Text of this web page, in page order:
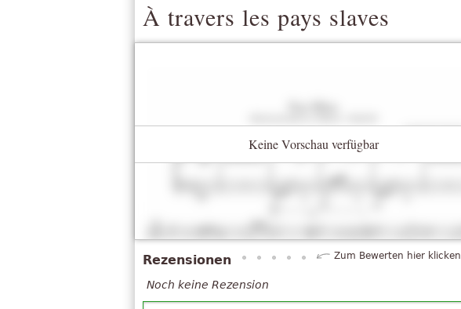
À travers les pays slaves
Keine Vorschau verfügbar
Rezensionen Zum Bewerten hier klicken
Noch keine Rezension